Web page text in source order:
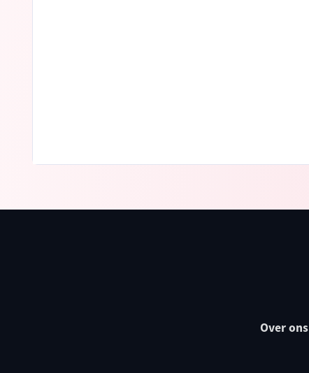
Over ons